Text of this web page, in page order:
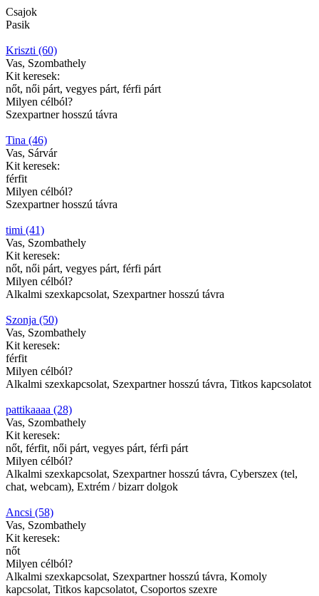
Csajok
Pasik
Kriszti (60)
Vas, Szombathely
Kit keresek:
nőt, női párt, vegyes párt, férfi párt
Milyen célból?
Szexpartner hosszú távra
Tina (46)
Vas, Sárvár
Kit keresek:
férfit
Milyen célból?
Szexpartner hosszú távra
timi (41)
Vas, Szombathely
Kit keresek:
nőt, női párt, vegyes párt, férfi párt
Milyen célból?
Alkalmi szexkapcsolat, Szexpartner hosszú távra
Szonja (50)
Vas, Szombathely
Kit keresek:
férfit
Milyen célból?
Alkalmi szexkapcsolat, Szexpartner hosszú távra, Titkos kapcsolatot
pattikaaaa (28)
Vas, Szombathely
Kit keresek:
nőt, férfit, női párt, vegyes párt, férfi párt
Milyen célból?
Alkalmi szexkapcsolat, Szexpartner hosszú távra, Cyberszex (tel,
chat, webcam), Extrém / bizarr dolgok
Ancsi (58)
Vas, Szombathely
Kit keresek:
nőt
Milyen célból?
Alkalmi szexkapcsolat, Szexpartner hosszú távra, Komoly
kapcsolat, Titkos kapcsolatot, Csoportos szexre